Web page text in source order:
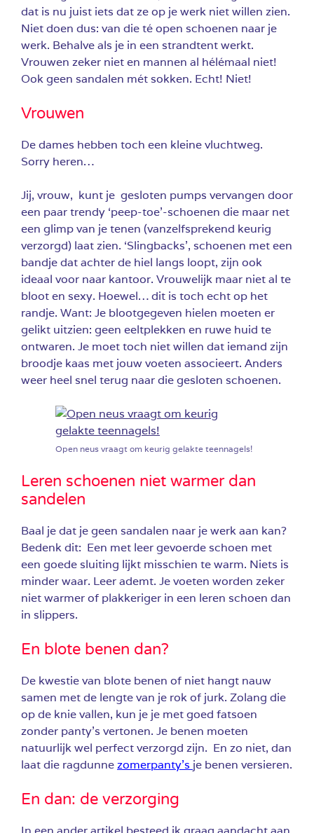
dat is nu juist iets dat ze op je werk niet willen zien.
Niet doen dus: van die té open schoenen naar je
werk. Behalve als je in een strandtent werkt.
Vrouwen zeker niet en mannen al hélémaal niet!
Ook geen sandalen mét sokken. Echt! Niet!
Vrouwen
De dames hebben toch een kleine vluchtweg.
Sorry heren…
Jij, vrouw, kunt je gesloten pumps vervangen door
een paar trendy ‘peep-toe’-schoenen die maar net
een glimp van je tenen (vanzelfsprekend keurig
verzorgd) laat zien. ‘Slingbacks’, schoenen met een
bandje dat achter de hiel langs loopt, zijn ook
ideaal voor naar kantoor. Vrouwelijk maar niet al te
bloot en sexy. Hoewel… dit is toch echt op het
randje. Want: Je blootgegeven hielen moeten er
gelikt uitzien: geen eeltplekken en ruwe huid te
ontwaren. Je moet toch niet willen dat iemand zijn
broodje kaas met jouw voeten associeert. Anders
weer heel snel terug naar die gesloten schoenen.
Open neus vraagt om keurig gelakte teennagels!
Leren schoenen niet warmer dan
sandelen
Baal je dat je geen sandalen naar je werk aan kan?
Bedenk dit: Een met leer gevoerde schoen met
een goede sluiting lijkt misschien te warm. Niets is
minder waar. Leer ademt. Je voeten worden zeker
niet warmer of plakkeriger in een leren schoen dan
in slippers.
En blote benen dan?
De kwestie van blote benen of niet hangt nauw
samen met de lengte van je rok of jurk. Zolang die
op de knie vallen, kun je je met goed fatsoen
zonder panty’s vertonen. Je benen moeten
natuurlijk wel perfect verzorgd zijn. En zo niet, dan
laat die ragdunnezomerpanty’s je benen versieren.
En dan: de verzorging